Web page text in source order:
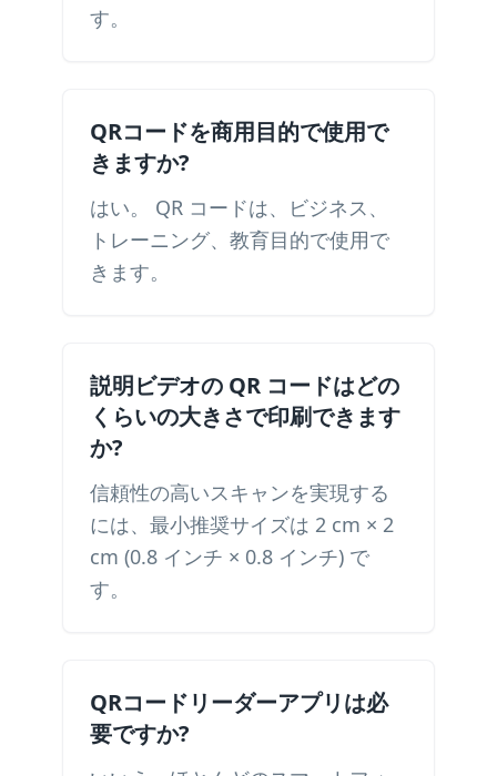
す。
QRコードを商用目的で使用で
きますか?
はい。 QR コードは、ビジネス、
トレーニング、教育目的で使用で
きます。
説明ビデオの QR コードはどの
くらいの大きさで印刷できます
か?
信頼性の高いスキャンを実現する
には、最小推奨サイズは 2 cm × 2
cm (0.8 インチ × 0.8 インチ) で
す。
QRコードリーダーアプリは必
要ですか?